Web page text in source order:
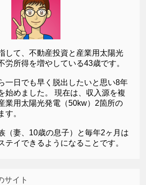
して、不動産投資と産業用太陽光
労所得を増やしている43歳です。
一日でも早く脱出したいと思い8年
始めました。 現在は、収入源を複
業用太陽光発電（50kw）2箇所の
す。
（妻、10歳の息子）と毎年2ヶ月は
テイできるようになることです。
サイト